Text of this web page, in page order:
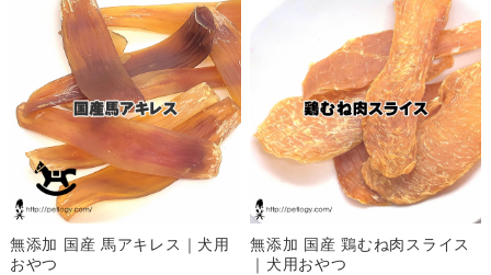
無添加 国産 馬アキレス｜犬用
おやつ
無添加 国産 鶏むね肉スライス
｜犬用おやつ